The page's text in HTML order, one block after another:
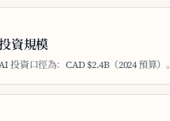
資規模
投資口徑為：CAD $2.4B（2024 預算）。